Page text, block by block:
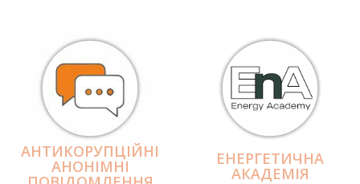
АНТИКОРУПЦІЙНІ
АНОНІМНІ ЕНЕРГЕТИЧНА
АКАДЕМІЯ